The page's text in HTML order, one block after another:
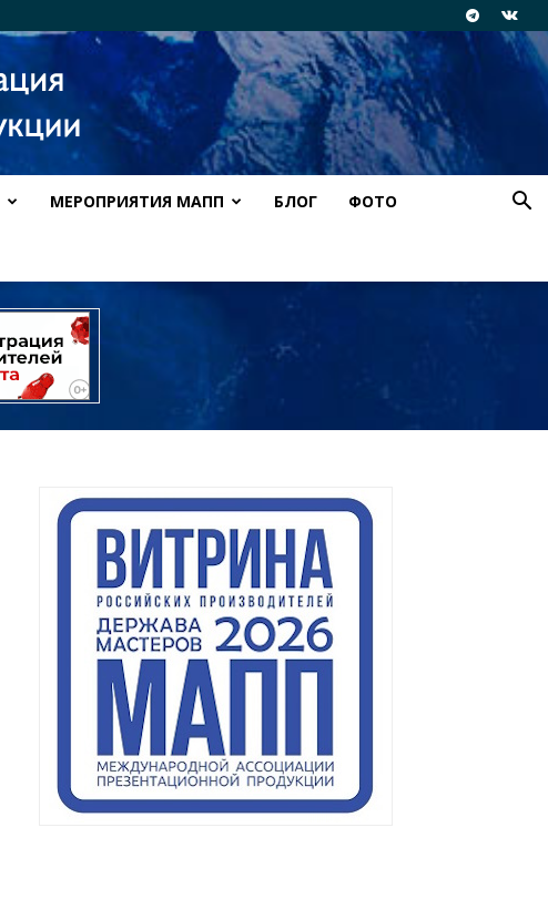
МЕРОПРИЯТИЯ МАПП БЛОГ ФОТО